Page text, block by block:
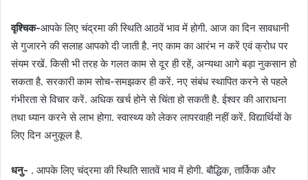
वृश्चिक-आपके लिए चंद्रमा की स्थिति आठवें भाव में होगी. आज का दिन सावधानी
से गुजारने की सलाह आपको दी जाती है. नए काम का आरंभ न करें एवं क्रोध पर
संयम रखें. किसी भी तरह के गलत काम से दूर ही रहें, अन्यथा आगे बड़ा नुकसान हो
सकता है. सरकारी काम सोच-समझकर ही करें. नए संबंध स्थापित करने से पहले
गंभीरता से विचार करें. अधिक खर्च होने से चिंता हो सकती है. ईश्वर की आराधना
तथा ध्यान करने से लाभ होगा. स्वास्थ्य को लेकर लापरवाही नहीं करें. विद्यार्थियों के
लिए दिन अनुकूल है.
धनु- . आपके लिए चंद्रमा की स्थिति सातवें भाव में होगी. बौद्धिक, तार्किक और